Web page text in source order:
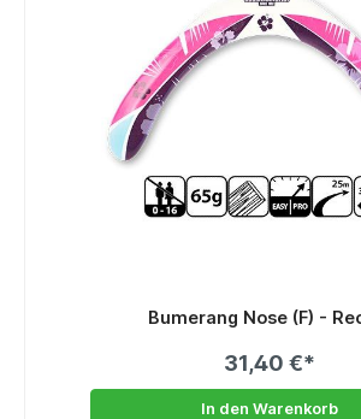
Bumerang Nose (F) -
31,40 €*
In den Warenkorb